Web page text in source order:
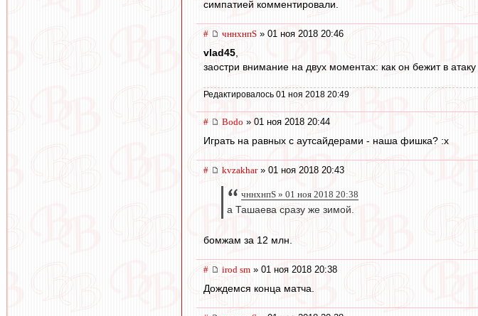
симпатией комментировали.
# чннхнпS » 01 ноя 2018 20:46
vlad45
заостри внимание на двух моментах: как он бежит в
Редактировалось 01 ноя 2018 20:49
# Bodo » 01 ноя 2018 20:44
Играть на равных с аутсайдерами - наша фишка? :x
# kvzakhar» 01 ноя 2018 20:43
чннхнпS » 01 ноя 2018 20:38
а Ташаева сразу же зимой.
бомжам за 12 млн.
# irod sm » 01 ноя 2018 20:38
Дождемся конца матча.